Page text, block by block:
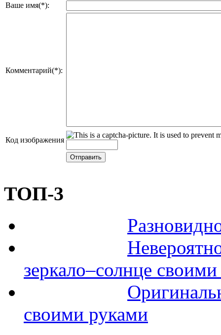
Ваше имя(*):
Комментарий(*):
Код изображения
ТОП-3
зеркало–солнце
своими руками